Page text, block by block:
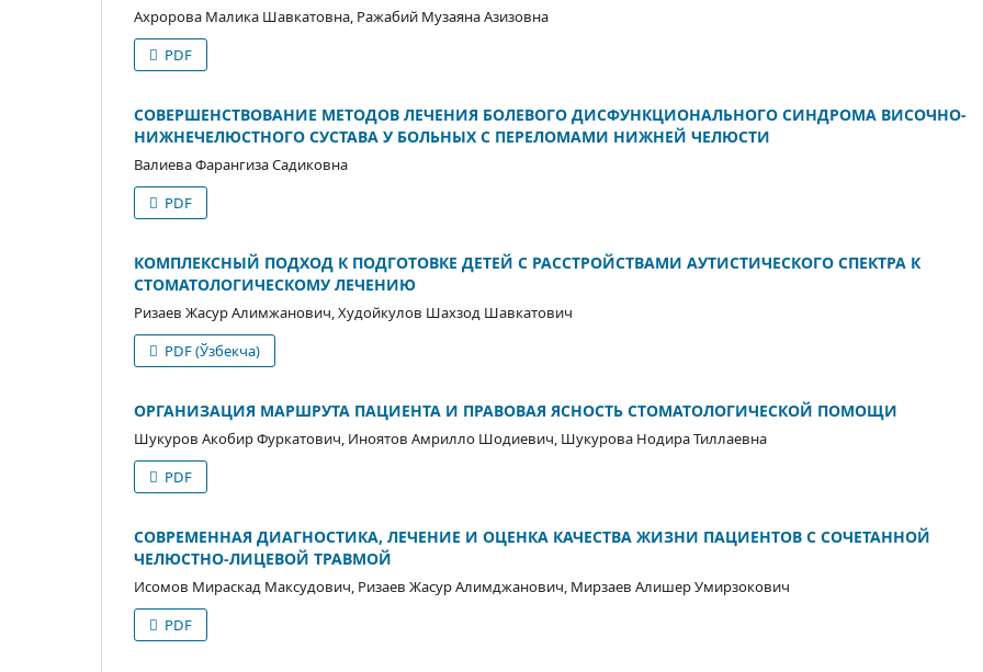
Ахророва Малика Шавкатовна, Ражабий Музаяна Азизовна
PDF
СОВЕРШЕНСТВОВАНИЕ МЕТОДОВ ЛЕЧЕНИЯ БОЛЕВОГО ДИСФУНКЦИОНАЛЬНОГО СИНДРОМА ВИСОЧНО-
НИЖНЕЧЕЛЮСТНОГО СУСТАВА У БОЛЬНЫХ С ПЕРЕЛОМАМИ НИЖНЕЙ ЧЕЛЮСТИ
Валиева Фарангиза Садиковна
PDF
КОМПЛЕКСНЫЙ ПОДХОД К ПОДГОТОВКЕ ДЕТЕЙ С РАССТРОЙСТВАМИ АУТИСТИЧЕСКОГО СПЕКТРА К
СТОМАТОЛОГИЧЕСКОМУ ЛЕЧЕНИЮ
Ризаев Жасур Алимжанович, Худойкулов Шахзод Шавкатович
PDF (Ўзбекча)
ОРГАНИЗАЦИЯ МАРШРУТА ПАЦИЕНТА И ПРАВОВАЯ ЯСНОСТЬ СТОМАТОЛОГИЧЕСКОЙ ПОМОЩИ
Шукуров Акобир Фуркатович, Иноятов Амрилло Шодиевич, Шукурова Нодира Тиллаевна
PDF
СОВРЕМЕННАЯ ДИАГНОСТИКА, ЛЕЧЕНИЕ И ОЦЕНКА КАЧЕСТВА ЖИЗНИ ПАЦИЕНТОВ С СОЧЕТАННОЙ
ЧЕЛЮСТНО-ЛИЦЕВОЙ ТРАВМОЙ
Исомов Мираскад Максудович, Ризаев Жасур Алимджанович, Мирзаев Алишер Умирзoкович
PDF